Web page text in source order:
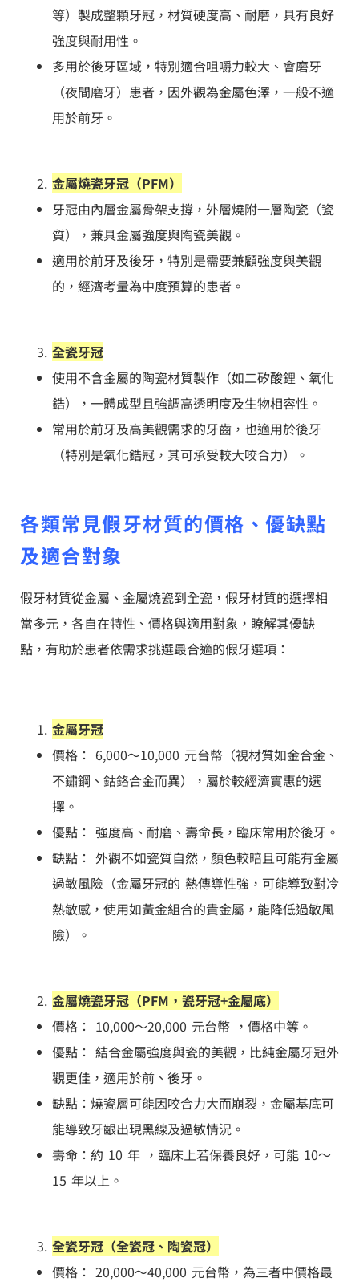
等）製成整顆牙冠，材質硬度高、耐磨，具有良好
強度與耐用性。
多用於後牙區域，特別適合咀嚼力較大、會磨牙
（夜間磨牙）患者，因外觀為金屬色澤，一般不適
用於前牙。
金屬燒瓷牙冠（PFM）
牙冠由內層金屬骨架支撐，外層燒附一層陶瓷（瓷
質），兼具金屬強度與陶瓷美觀。
適用於前牙及後牙，特別是需要兼顧強度與美觀
的，經濟考量為中度預算的患者。
全瓷牙冠
使用不含金屬的陶瓷材質製作（如二矽酸鋰、氧化
鋯），一體成型且強調高透明度及生物相容性。
常用於前牙及高美觀需求的牙齒，也適用於後牙
（特別是氧化鋯冠，其可承受較大咬合力）。
各類常見假牙材質的價格、優缺點
及適合對象
假牙材質從金屬、金屬燒瓷到全瓷，假牙材質的選擇相
當多元，各自在特性、價格與適用對象，瞭解其優缺
點，有助於患者依需求挑選最合適的假牙選項：
金屬牙冠
價格： 6,000～10,000 元台幣（視材質如金合金、
不鏽鋼、鈷鉻合金而異），屬於較經濟實惠的選
擇。
優點： 強度高、耐磨、壽命長，臨床常用於後牙。
缺點： 外觀不如瓷質自然，顏色較暗且可能有金屬
過敏風險（金屬牙冠的 熱傳導性強，可能導致對冷
熱敏感，使用如黃金組合的貴金屬，能降低過敏風
險）。
金屬燒瓷牙冠（PFM，瓷牙冠+金屬底）
價格： 10,000～20,000 元台幣 ，價格中等。
優點： 結合金屬強度與瓷的美觀，比純金屬牙冠外
觀更佳，適用於前、後牙。
缺點：燒瓷層可能因咬合力大而崩裂，金屬基底可
能導致牙齦出現黑線及過敏情況。
壽命：約 10 年 ，臨床上若保養良好，可能 10～
15 年以上。
全瓷牙冠（全瓷冠、陶瓷冠）
價格： 20,000～40,000 元台幣，為三者中價格最